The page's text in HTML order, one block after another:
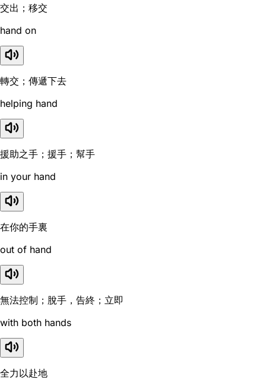
交出；移交
hand on
轉交；傳遞下去
helping hand
援助之手；援手；幫手
in your hand
在你的手裏
out of hand
無法控制；脫手，告終；立即
with both hands
全力以赴地